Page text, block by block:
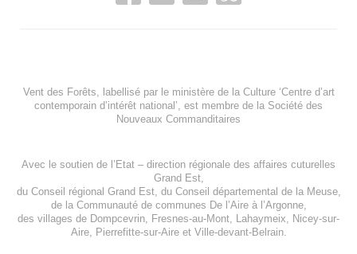
Vent des Forêts, labellisé par le ministère de la Culture ‘Centre d’art
contemporain d’intérêt national’, est membre de la Société des
Nouveaux Commanditaires
Avec le soutien de l’Etat – direction régionale des affaires cuturelles
Grand Est,
du Conseil régional Grand Est, du Conseil départemental de la Meuse,
de la Communauté de communes De l’Aire à l’Argonne,
des villages de Dompcevrin Fresnes-au-Mont Lahaymeix
Nicey-sur-
Aire, Pierrefitte-sur-Aireet Ville-devant-Belrain.